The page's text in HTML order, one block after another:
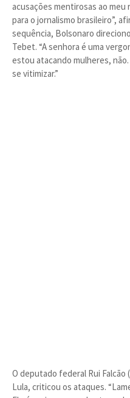
acusações mentirosas ao
para o jornalismo brasileiro”,
sequência, Bolsonaro
Tebet. “A senhora é uma
estou atacando mulheres,
se vitimizar.”
O deputado federal Rui Falcão
Lula, criticou os ataques.